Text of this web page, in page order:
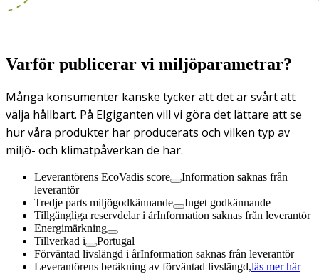
Varför publicerar vi miljöparametrar?
Många konsumenter kanske tycker att det är svårt att
välja hållbart. På Elgiganten vill vi göra det lättare att se
hur våra produkter har producerats och vilken typ av
miljö- och klimatpåverkan de har.
Leverantörens EcoVadis score
Information saknas från
leverantör
Tredje parts miljögodkännande
Inget godkännande
Tillgängliga reservdelar i årInformation saknas från leverantör
Energimärkning
Tillverkad i
Portugal
Förväntad livslängd i årInformation saknas från leverantör
Leverantörens beräkning av förväntad livslängd,läs mer här